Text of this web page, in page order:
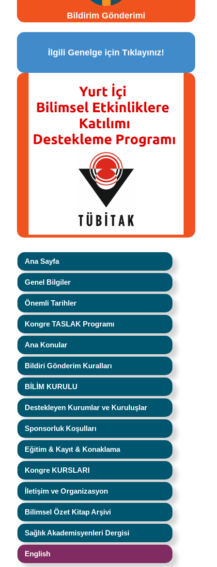
Bildirim Gönderimi
İlgili Genelge için Tıklayınız!
Ana Sayfa
Genel Bilgiler
Önemli Tarihler
Kongre TASLAK Programı
Ana Konular
Bildiri Gönderim Kuralları
BİLİM KURULU
Destekleyen Kurumlar ve Kuruluşlar
Sponsorluk Koşulları
Eğitim & Kayıt & Konaklama
Kongre KURSLARI
İletişim ve Organizasyon
Bilimsel Özet Kitap Arşivi
Sağlık Akademisyenleri Dergisi
English